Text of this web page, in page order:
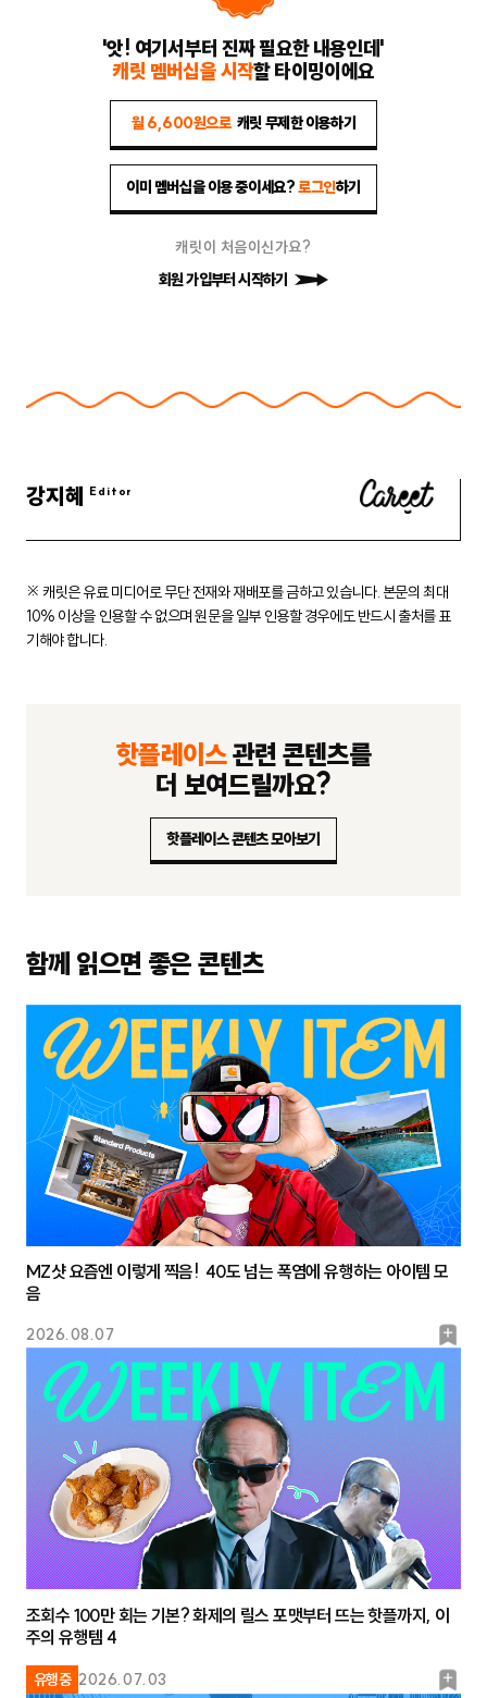
'앗! 여기서부터 진짜 필요한 내용인데'
캐릿 멤버십을 시작할 타이밍이에요
월 6,600원으로 캐릿 무제한 이용하기
이미 멤버십을 이용 중이세요?로그인하기
캐릿이 처음이신가요?
회원 가입부터 시작하기
강지혜
※ 캐릿은 유료 미디어로 무단 전재와 재배포를 금하고 있습니다. 본문의 최대
10% 이상을 인용할 수 없으며 원문을 일부 인용할 경우에도반드시 출처를 표
기해야 합니다.
핫플레이스관련 콘텐츠를
더 보여드릴까요?
핫플레이스 콘텐츠 모아보기
함께 읽으면 좋은 콘텐츠
2026.08.07
북
마
크
MZ샷 요즘엔 이렇게 찍음! 40도 넘는 폭염에 유행하는 아이템 모
음
유행중 2026.07.03
북
조회수 100만 회는 기본? 화제의 릴스 포맷부터 뜨는 핫플까지, 이
주의 유행템 4